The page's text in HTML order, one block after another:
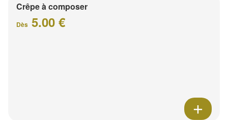
Crêpe à composer
Dès 5.00 €